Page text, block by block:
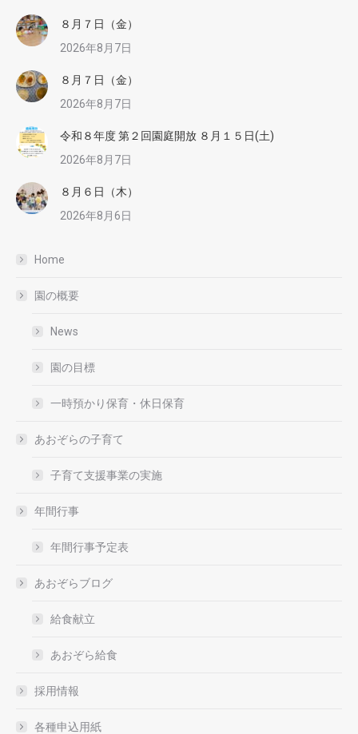
８月７日（金）
2026年8月7日
８月７日（金）
2026年8月7日
令和８年度 第２回園庭開放 ８月１５日(土)
2026年8月7日
８月６日（木）
2026年8月6日
Home
園の概要
News
園の目標
一時預かり保育・休日保育
あおぞらの子育て
子育て支援事業の実施
年間行事
年間行事予定表
あおぞらブログ
給食献立
あおぞら給食
採用情報
各種申込用紙